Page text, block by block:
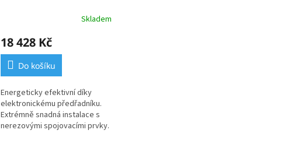
Skladem
18 428 Kč
Do košíku
Energeticky efektivní díky
elektronickému předřadníku.
Extrémně snadná instalace s
nerezovými spojovacími prvky.